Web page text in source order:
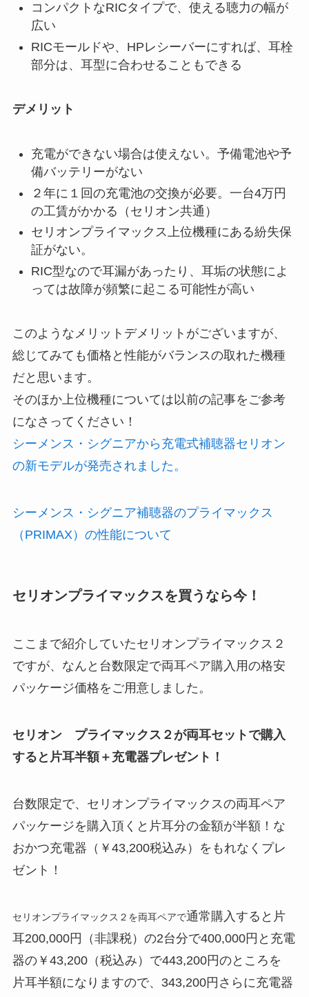
コンパクトなRICタイプで、使える聴力の幅が
広い
RICモールドや、HPレシーバーにすれば、耳栓
部分は、耳型に合わせることもできる
デメリット
充電ができない場合は使えない。予備電池や予
備バッテリーがない
２年に１回の充電池の交換が必要。一台4万円
の工賃がかかる（セリオン共通）
セリオンプライマックス上位機種にある紛失保
証がない。
RIC型なので耳漏があったり、耳垢の状態によ
っては故障が頻繁に起こる可能性が高い
このようなメリットデメリットがございますが、
総じてみても価格と性能がバランスの取れた機種
だと思います。
そのほか上位機種については以前の記事をご参考
になさってください！
シーメンス・シグニアから充電式補聴器セリオン
の新モデルが発売されました。
シーメンス・シグニア補聴器のプライマックス
（PRIMAX）の性能について
セリオンプライマックスを買うなら今！
ここまで紹介していたセリオンプライマックス２
ですが、なんと台数限定で両耳ペア購入用の格安
パッケージ価格をご用意しました。
セリオン プライマックス２が両耳セットで購入
すると片耳半額＋充電器プレゼント！
台数限定で、セリオンプライマックスの両耳ペア
パッケージを購入頂くと片耳分の金額が半額！な
おかつ充電器（￥43,200税込み）をもれなくプレ
ゼント！
セリオンプライマックス２を両耳ペアで通常購入すると片
耳200,000円（非課税）の2台分で400,000円と充電
器の￥43,200（税込み）で443,200円のところを
片耳半額になりますので、343,200円さらに充電器